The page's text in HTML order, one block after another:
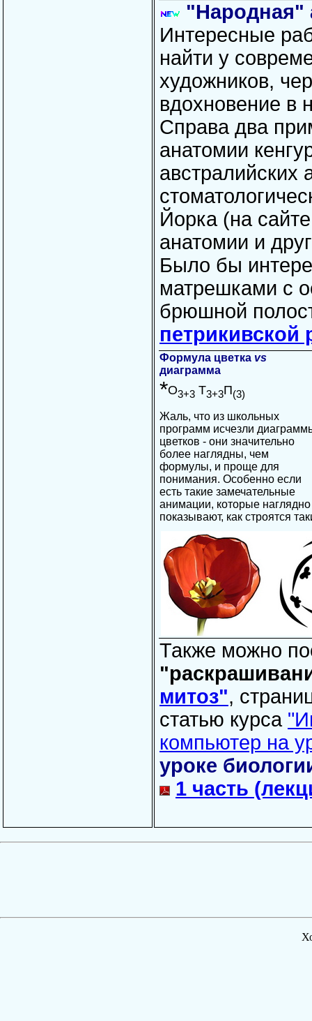
"Народная"
Интересные
найти у
художников,
вдохновение в
Справа два
анатомии
австралийских
Йорка (на
анатомии и
Было бы
матрешками с
брюшной
петрикивской
Формула цветка vs
диаграмма
*О3+3 Т3+3П(3)
Жаль, что из школьных
программ исчезли
цветков - они значительно
более наглядны, чем
формулы, и проще для
понимания. Особенно если
есть такие замечательные
анимации, которые наглядно
показывают, как строятся
Также можно
митоз",
статью курса
компьютер на
уроке
1 часть